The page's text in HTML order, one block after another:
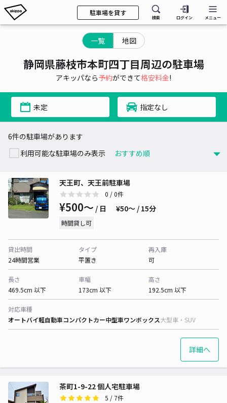
駐車場を貸す
検索 ログイン メニュー
一覧 地図
静岡県藤枝市本町四丁目周辺の駐車場
アキッパなら予約ができて格安料金!
未定 指定なし
6件の駐車場があります
利用可能な駐車場のみ表示
天王町、天王前駐車場
0 / 0件
¥500〜 / 日 ¥50〜 / 15分
時間貸し可
貸出時間
24時間営業
タイプ
平置き
再入庫
可
長さ
469.5cm 以下
車幅
173cm 以下
高さ
192.5cm 以下
対応車種
オートバイ軽自動車コンパクトカー中型車ワンボックス大型車・SUV
詳細へ
茶町1-9-22 個人宅駐車場
5 / 7件